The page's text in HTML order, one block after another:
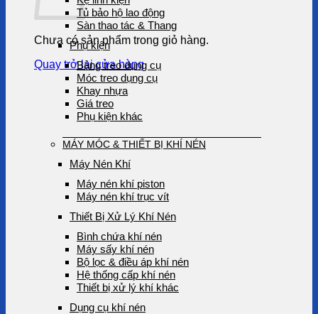
Chưa có sản phẩm trong giỏ hàng.
Quay trở lại cửa hàng
Tủ bảo hộ lao động
Sàn thao tác & Thang
Phụ kiện
Bảng treo dụng cụ
Móc treo dụng cụ
Khay nhựa
Giá treo
Phụ kiện khác
MÁY MÓC & THIẾT BỊ KHÍ NÉN
Máy Nén Khí
Máy nén khí piston
Máy nén khí trục vít
Thiết Bị Xử Lý Khí Nén
Bình chứa khí nén
Máy sấy khí nén
Bộ lọc & điều áp khí nén
Hệ thống cấp khí nén
Thiết bị xử lý khí khác
Dụng cụ khí nén